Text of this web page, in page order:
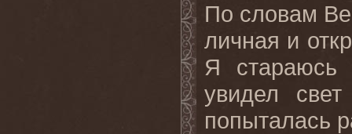
По словам
личная и
Я стараюсь
увидел
попыталась